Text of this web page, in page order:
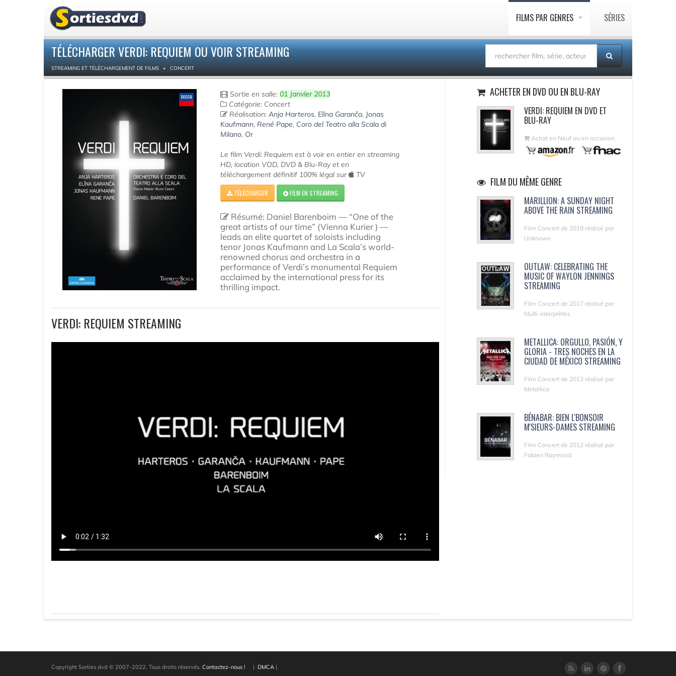
FILMS PAR GENRES SÉRIES
TÉLÉCHARGER VERDI: REQUIEM OU VOIR STREAMING
STREAMING ET TÉLÉCHARGEMENT DE FILMS CONCERT
Sortie en salle:01 Janvier 2013
Catégorie: Concert
Réalisation:Anja Harteros, Elīna Garanča, Jonas
Kaufmann, René Pape, Coro del Teatro alla Scala di
Milano, Or
Le film Verdi: Requiem est à voir en entier en streaming
HD, location VOD, DVD & Blu-Ray et en
téléchargement définitif 100% légal sur
TV
TÉLÉCHARGER FILM EN STREAMING
Résumé: Daniel Barenboim — “One of the
great artists of our time” (Vienna Kurier ) —
leads an elite quartet of soloists including
tenor Jonas Kaufmann and La Scala’s world-
renowned chorus and orchestra in a
performance of Verdi’s monumental Requiem
acclaimed by the international press for its
thrilling impact.
VERDI: REQUIEM STREAMING
ACHETER EN DVD OU EN BLU-RAY
VERDI: REQUIEM EN DVD ET
BLU-RAY
Achat en Neuf ou en occasion
FILM DU MÊME GENRE
MARILLION: A SUNDAY NIGHT
ABOVE THE RAIN STREAMING
Film Concert de 2019 réalisé par
Unknown
OUTLAW: CELEBRATING THE
MUSIC OF WAYLON JENNINGS
STREAMING
Film Concert de 2017 réalisé par
Multi-interprètes
METALLICA: ORGULLO, PASIÓN, Y
GLORIA - TRES NOCHES EN LA
CIUDAD DE MÉXICO STREAMING
Film Concert de 2013 réalisé par
Metallica
BÉNABAR: BIEN L'BONSOIR
M'SIEURS-DAMES STREAMING
Film Concert de 2012 réalisé par
Fabien Raymond
Copyright Sorties dvd © 2007-2022. Tous droits réservés. Contactez-nous ! | DMCA |